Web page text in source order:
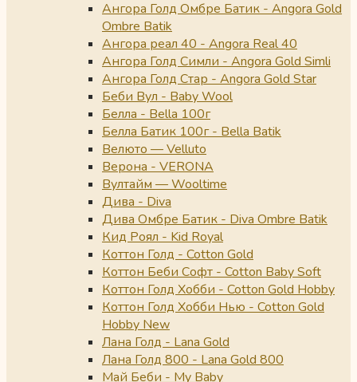
Ангора Голд Омбре Батик - Angora Gold
Ombre Batik
Ангора реал 40 - Angora Real 40
Ангора Голд Симли - Angora Gold Simli
Ангора Голд Стар - Angora Gold Star
Беби Вул - Baby Wool
Белла - Bella 100г
Белла Батик 100г - Bella Batik
Велюто — Velluto
Верона - VERONA
Вултайм — Wooltime
Дива - Diva
Дива Омбре Батик - Diva Ombre Batik
Кид Роял - Kid Royal
Коттон Голд - Cotton Gold
Коттон Беби Софт - Cotton Baby Soft
Коттон Голд Хобби - Cotton Gold Hobby
Коттон Голд Хобби Нью - Cotton Gold
Hobby New
Лана Голд - Lana Gold
Лана Голд 800 - Lana Gold 800
Май Беби - My Baby